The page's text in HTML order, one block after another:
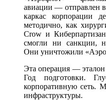
авиации — отправлен
каркас корпорации
методично, как
Crow и
смогли ни санкции,
Они уничтожили
Эта операция —
Год подготовки.
корпоративную сеть.
инфраструктуры.